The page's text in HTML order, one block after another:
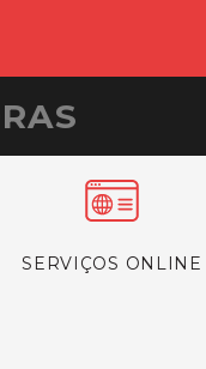
SERVIÇOS ONLINE